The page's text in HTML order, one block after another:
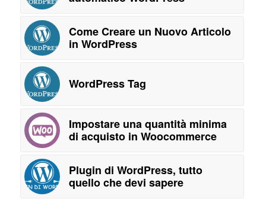
Come Creare un Nuovo Articolo
in WordPress
WordPress Tag
Impostare una quantità minima
di acquisto in Woocommerce
Plugin di WordPress, tutto
quello che devi sapere